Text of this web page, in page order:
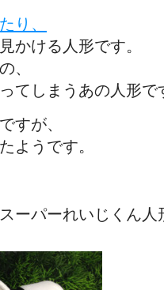
り、
かける人形です。
、
てしまうあの人形で
すが、
ようです。
ーパーれいじくん人